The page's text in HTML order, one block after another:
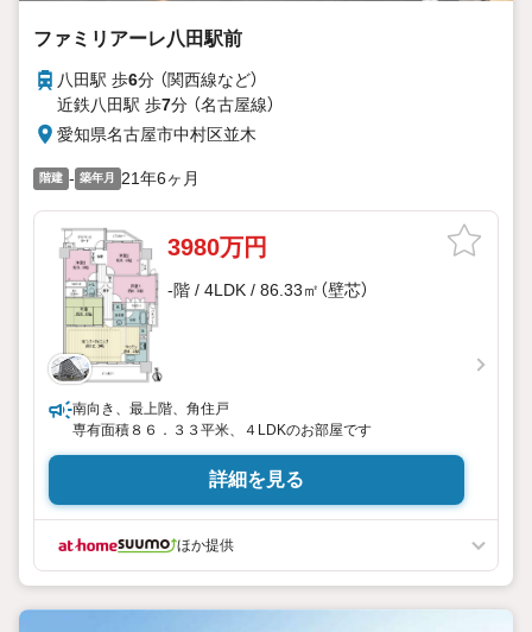
ファミリアーレ八田駅前
八田駅 歩6分 （関西線など）
近鉄八田駅 歩7分 （名古屋線）
愛知県名古屋市中村区並木
階建 - 築年月 21年6ヶ月
3980万円
-階 / 4LDK / 86.33㎡（壁芯）
南向き、最上階、角住戸
専有面積８６．３３平米、４LDKのお部屋です
詳細を見る
ほか提供